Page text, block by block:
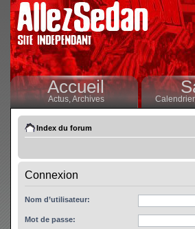
Accueil
Actus,Archives
Index du forum
Connexion
Nom d’utilisateur:
Mot de passe: